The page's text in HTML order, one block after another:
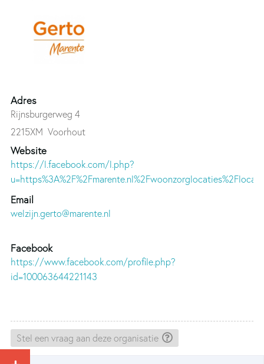
Adres
Rijnsburgerweg 4
2215XM Voorhout
Website
https://l.facebook.com/l.php?
Email
welzijn.gerto@marente.nl
Facebook
https://www.facebook.com/profile.php?
id=100063644221143
Stel een vraag aan deze organisatie